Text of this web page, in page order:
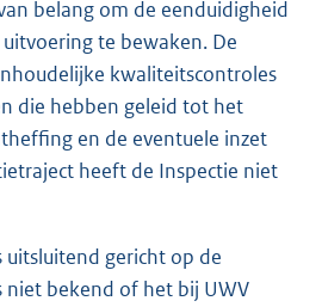
belang om de eenduidigheid
te bewaken. De
kwaliteitscontroles
die hebben geleid tot het
en de eventuele inzet
traject heeft de Inspectie niet
uitsluitend gericht op de
niet bekend of het bij UWV